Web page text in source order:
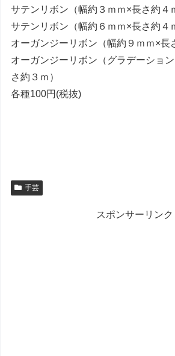
サテンリボン（幅約３ｍｍ×長さ約４
サテンリボン（幅約６ｍｍ×長さ約４
オーガンジーリボン（幅約９ｍｍ×長
オーガンジーリボン（グラデーショ
さ約３ｍ）
各種100円(税抜)
手芸
スポンサーリンク